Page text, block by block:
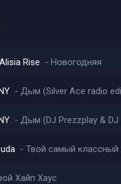
Rise Новогодняя
Дым (Silver Ace radio
Дым (DJ Prezzplay & DJ NewSwing
Твой самый классный лук когда ты
Хайп Хаус